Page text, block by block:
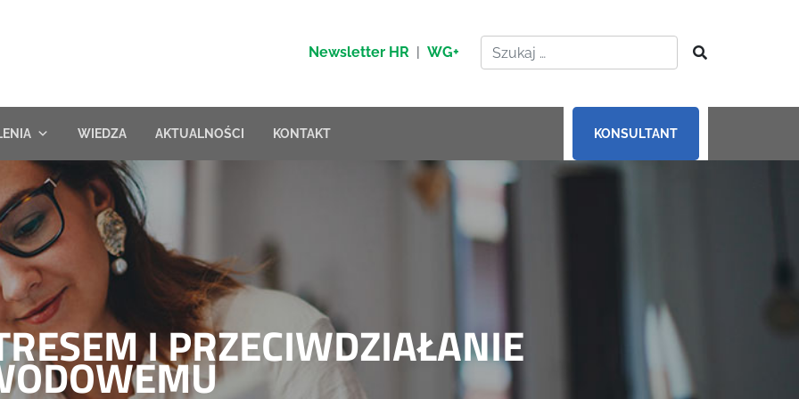
Newsletter HR | WG+
WIEDZA AKTUALNOŚCI KONTAKT KONSULTANT
I PRZECIWDZIAŁANIE